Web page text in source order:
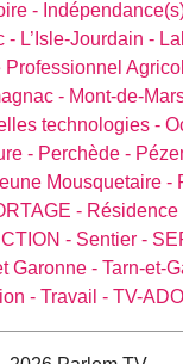
-
- L’Isle-Jourdain -
Professionnel
- Mont-de-
technologies -
- Perchède -
Mousquetaire -
- Résidence
- Sentier -
Garonne - Tarn-et-
- Travail - TV-